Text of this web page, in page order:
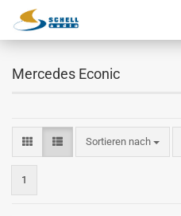
Mercedes Econic
Sortieren nach
1